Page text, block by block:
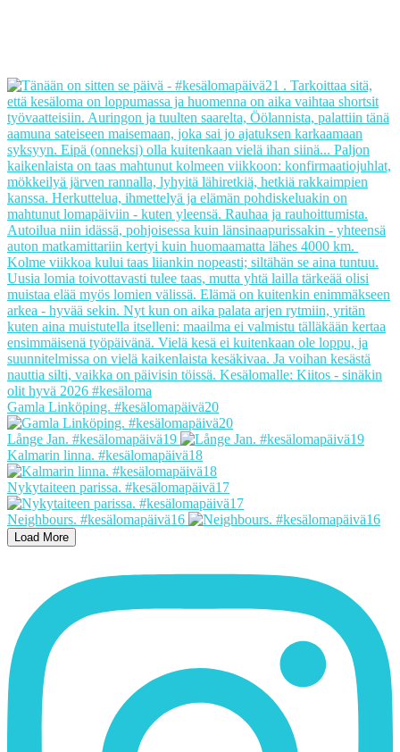
Gamla Linköping. #kesälomapäivä20
Långe Jan. #kesälomapäivä19
Kalmarin linna. #kesälomapäivä18
Nykytaiteen parissa. #kesälomapäivä17
Neighbours. #kesälomapäivä16
Load More